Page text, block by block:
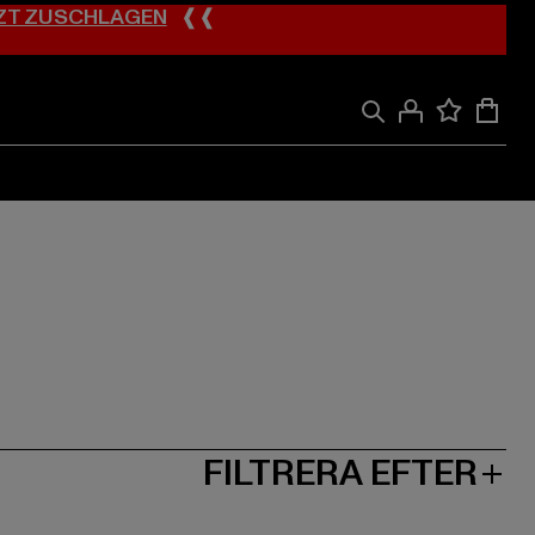
ZUSCHLAGEN❰❰
FILTRERA EFTER